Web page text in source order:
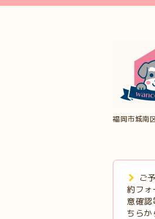
福岡市城南
ご
約フ
意確認
ちらか